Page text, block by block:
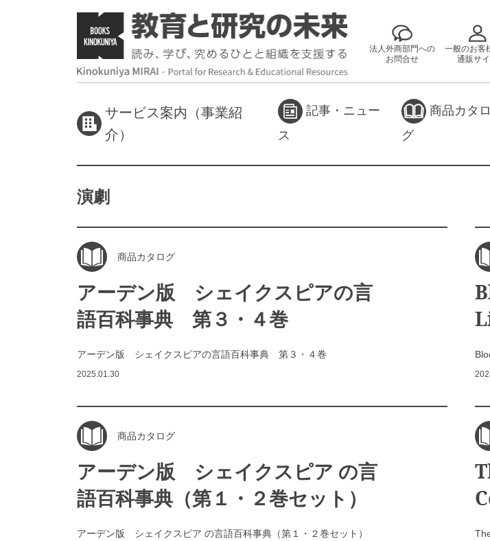
法人外商部門への
お問合せ
一般のお客
通販サイ
サービス案内（事業紹
介）
記事・ニュー
ス
商品カタロ
グ
演劇
商品カタログ
アーデン版 シェイクスピアの言
語百科事典 第３・４巻
アーデン版 シェイクスピアの言語百科事典 第３・４巻
2025.01.30
商品カタログ
アーデン版 シェイクスピア の言
語百科事典（第１・２巻セット）
アーデン版 シェイクスピア の言語百科事典（第１・２巻セット）